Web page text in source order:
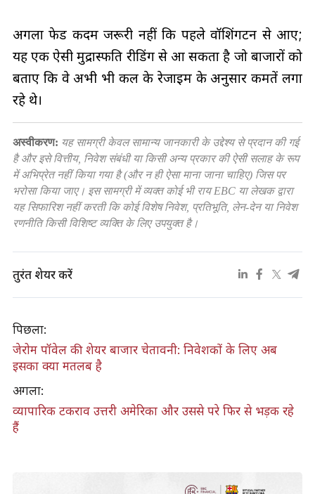
अगला फेड कदम जरूरी नहीं कि पहले वॉशिंगटन से आए;
यह एक ऐसी मुद्रास्फीति रीडिंग से आ सकता है जो बाजारों को
बताए कि वे अभी भी कल के रेजाइम के अनुसार कीमतें लगा
रहे थे।
अस्वीकरण: यह सामग्री केवल सामान्य जानकारी के उद्देश्य से प्रदान की गई
है और इसे वित्तीय, निवेश संबंधी या किसी अन्य प्रकार की ऐसी सलाह के रूप
में अभिप्रेत नहीं किया गया है (और न ही ऐसा माना जाना चाहिए) जिस पर
भरोसा किया जाए। इस सामग्री में व्यक्त कोई भी राय EBC या लेखक द्वारा
यह सिफारिश नहीं करती कि कोई विशेष निवेश, प्रतिभूति, लेन-देन या निवेश
रणनीति किसी विशिष्ट व्यक्ति के लिए उपयुक्त है।
तुरंत शेयर करें
पिछला:
जेरोम पॉवेल की शेयर बाजार चेतावनी: निवेशकों के लिए अब
इसका क्या मतलब है
अगला:
व्यापारिक टकराव उत्तरी अमेरिका और उससे परे फिर से भड़क रहे
हैं